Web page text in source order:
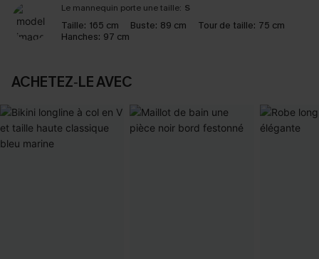
Le mannequin porte une taille: S
Taille: 165 cm Buste: 89 cm Tour de taille: 75 cm
Hanches: 97 cm
ACHETEZ‑LE AVEC